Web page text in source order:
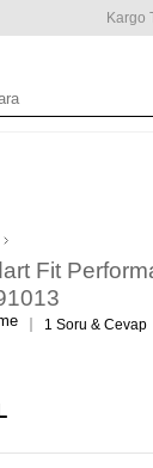
Kargo
Fit
1 Soru & Cevap